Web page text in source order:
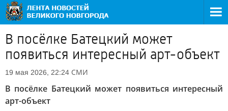
В посёлке Батецкий может
появиться интересный арт-объект
19 мая 2026, 22:24 СМИ
В посёлке Батецкий может появиться интересный
арт-объект